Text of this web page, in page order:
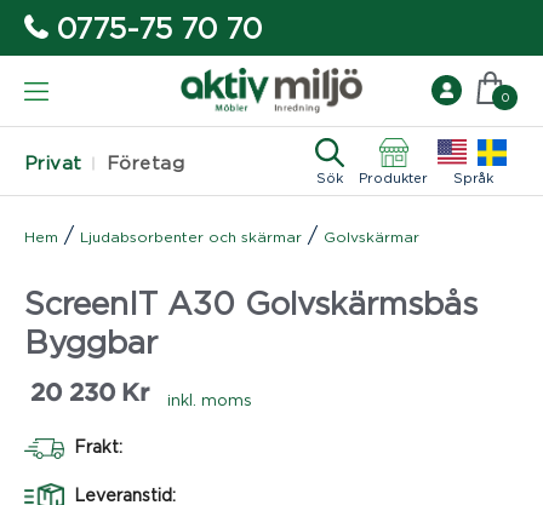
0775-75 70 70
Privat Företag
Sök Produkter Språk
0
Hem / Ljudabsorbenter och skärmar / Golvskärmar
ScreenIT A30 Golvskärmsbås
Byggbar
20 230 Kr inkl. moms
Frakt:
Leveranstid: